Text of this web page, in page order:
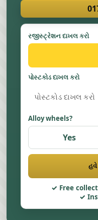
રજીસ્ટ્રેશન દાખલ કરો
પોસ્ટકોડ દાખલ કરો
Alloy wheels?
Yes
હવે
Free